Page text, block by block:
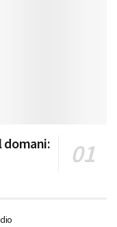
domani: